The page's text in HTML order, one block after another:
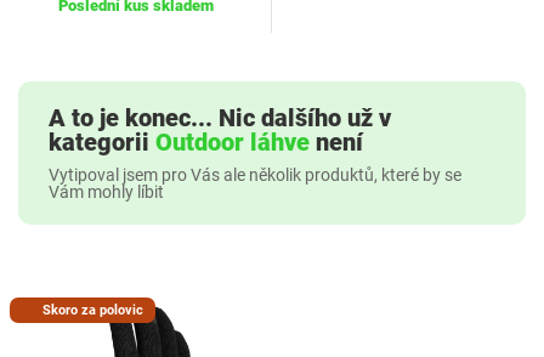
Poslední kus skladem
A to je konec... Nic dalšího už v
kategorii Outdoor láhve není
Vytipoval jsem pro Vás ale několik produktů, které by se
Vám mohly líbit
Skoro za polovic